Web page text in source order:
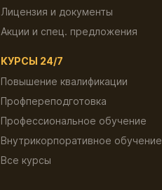
Лицензия и документы
Акции и спец. предложения
КУРСЫ 24/7
Повышение квалификации
Профпереподготовка
Профессиональное обучение
Внутрикорпоративное обучение
Все курсы